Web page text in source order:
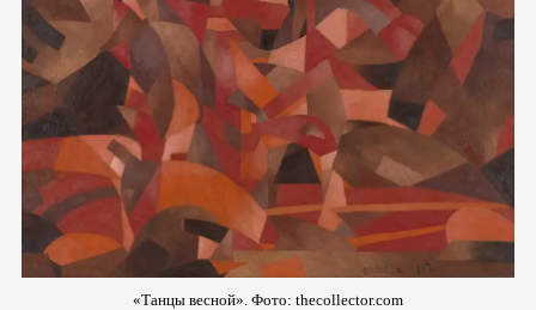
«Танцы весной». Фото: thecollector.com